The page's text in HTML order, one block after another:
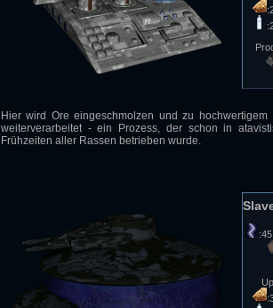
Hier wird Ore eingeschmolzen und zu hochwertigem
weiterverarbeitet - ein Prozess, der schon in
Frühzeiten aller Rassen betrieben wurde.